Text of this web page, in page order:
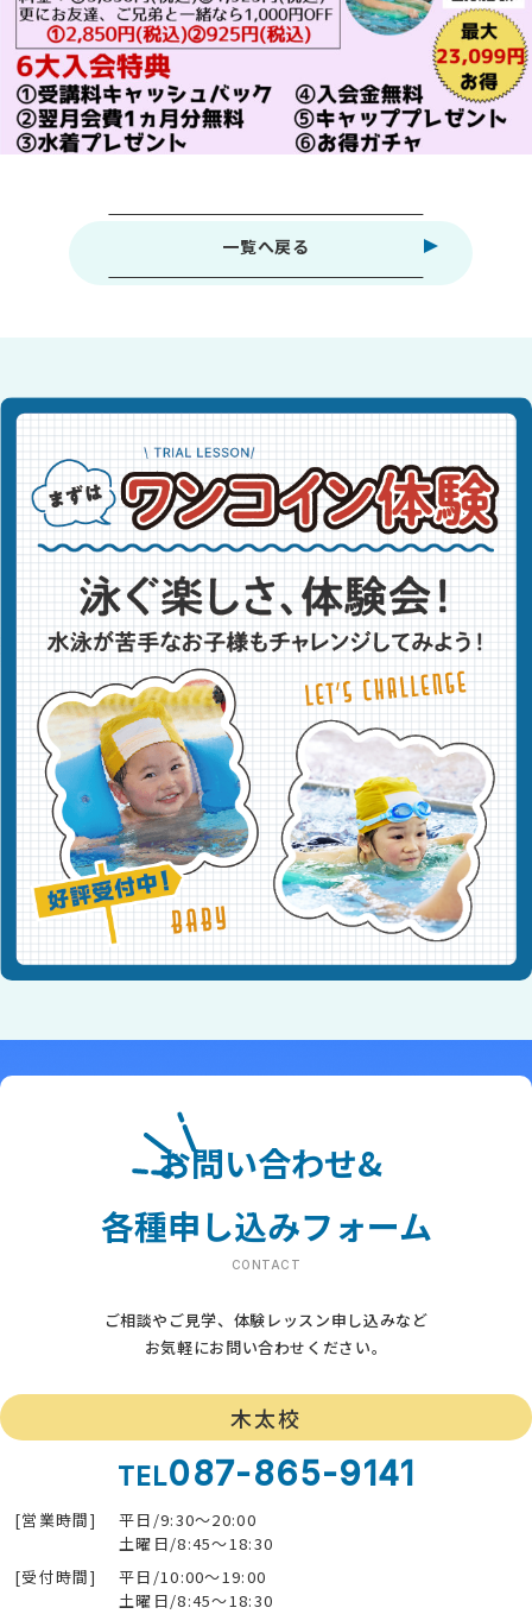
一覧へ戻る
お問い合わせ&
各種申し込みフォーム
CONTACT
ご相談やご見学、体験レッスン申し込みなど
お気軽にお問い合わせください。
木太校
TEL087-865-9141
[営業時間]
平日/9:30～20:00
土曜日/8:45～18:30
[受付時間]
平日/10:00～19:00
土曜日/8:45～18:30